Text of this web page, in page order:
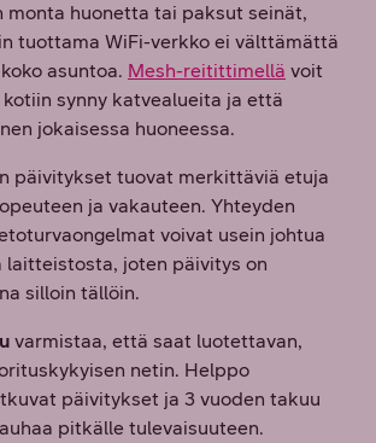
monta huonetta tai paksut seinät,
tuottama WiFi-verkko ei välttämättä
asuntoa. Mesh-reitittimellä voit
synny katvealueita ja että
jokaisessa huoneessa.
päivitykset tuovat merkittäviä etuja
ja vakauteen. Yhteyden
voivat usein johtua
laitteistosta, joten päivitys on
silloin tällöin.
varmistaa, että saat luotettavan,
netin. Helppo
päivitykset ja 3 vuoden takuu
pitkälle tulevaisuuteen.